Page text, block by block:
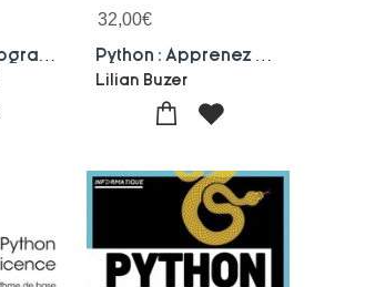
32,00€
Lilian Buzer